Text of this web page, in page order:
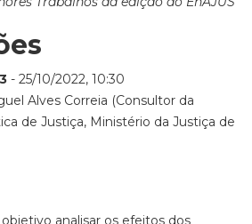
- 25/10/2022, 10:30
Alves Correia (Consultor da
de Justiça, Ministério da Justiça de
analisar os efeitos dos